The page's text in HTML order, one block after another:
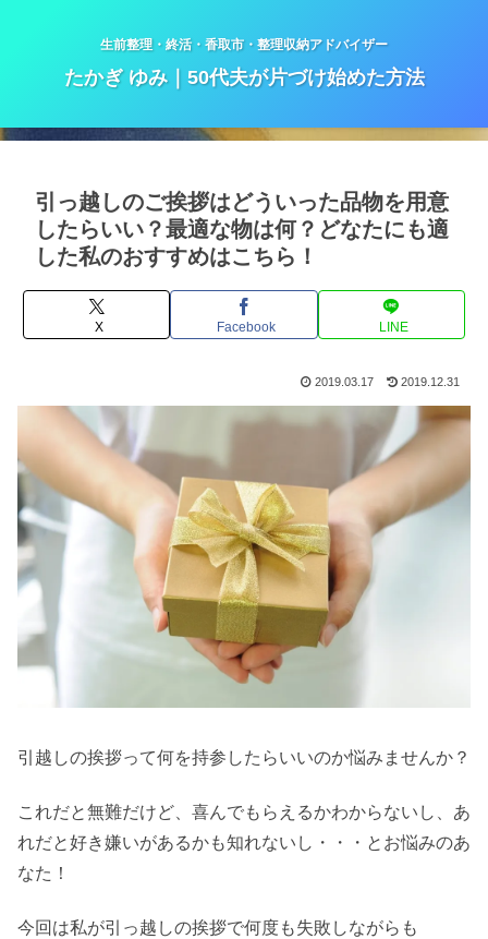
生前整理・終活・香取市・整理収納アドバイザー
たかぎ ゆみ｜50代夫が片づけ始めた方法
引っ越しのご挨拶はどういった品物を用意
したらいい？最適な物は何？どなたにも適
した私のおすすめはこちら！
X Facebook LINE
2019.03.17 2019.12.31
引越しの挨拶って何を持参したらいいのか悩みませんか？
これだと無難だけど、喜んでもらえるかわからないし、あ
れだと好き嫌いがあるかも知れないし・・・とお悩みのあ
なた！
今回は私が引っ越しの挨拶で何度も失敗しながらも